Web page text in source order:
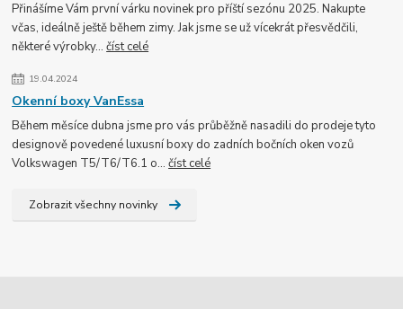
Přinášíme Vám první várku novinek pro příští sezónu 2025. Nakupte
včas, ideálně ještě během zimy. Jak jsme se už vícekrát přesvědčili,
některé výrobky...číst celé
19.04.2024
Okenní boxy VanEssa
Během měsíce dubna jsme pro vás průběžně nasadili do prodeje tyto
designově povedené luxusní boxy do zadních bočních oken vozů
Volkswagen T5/T6/T6.1 o...číst celé
Zobrazit všechny novinky